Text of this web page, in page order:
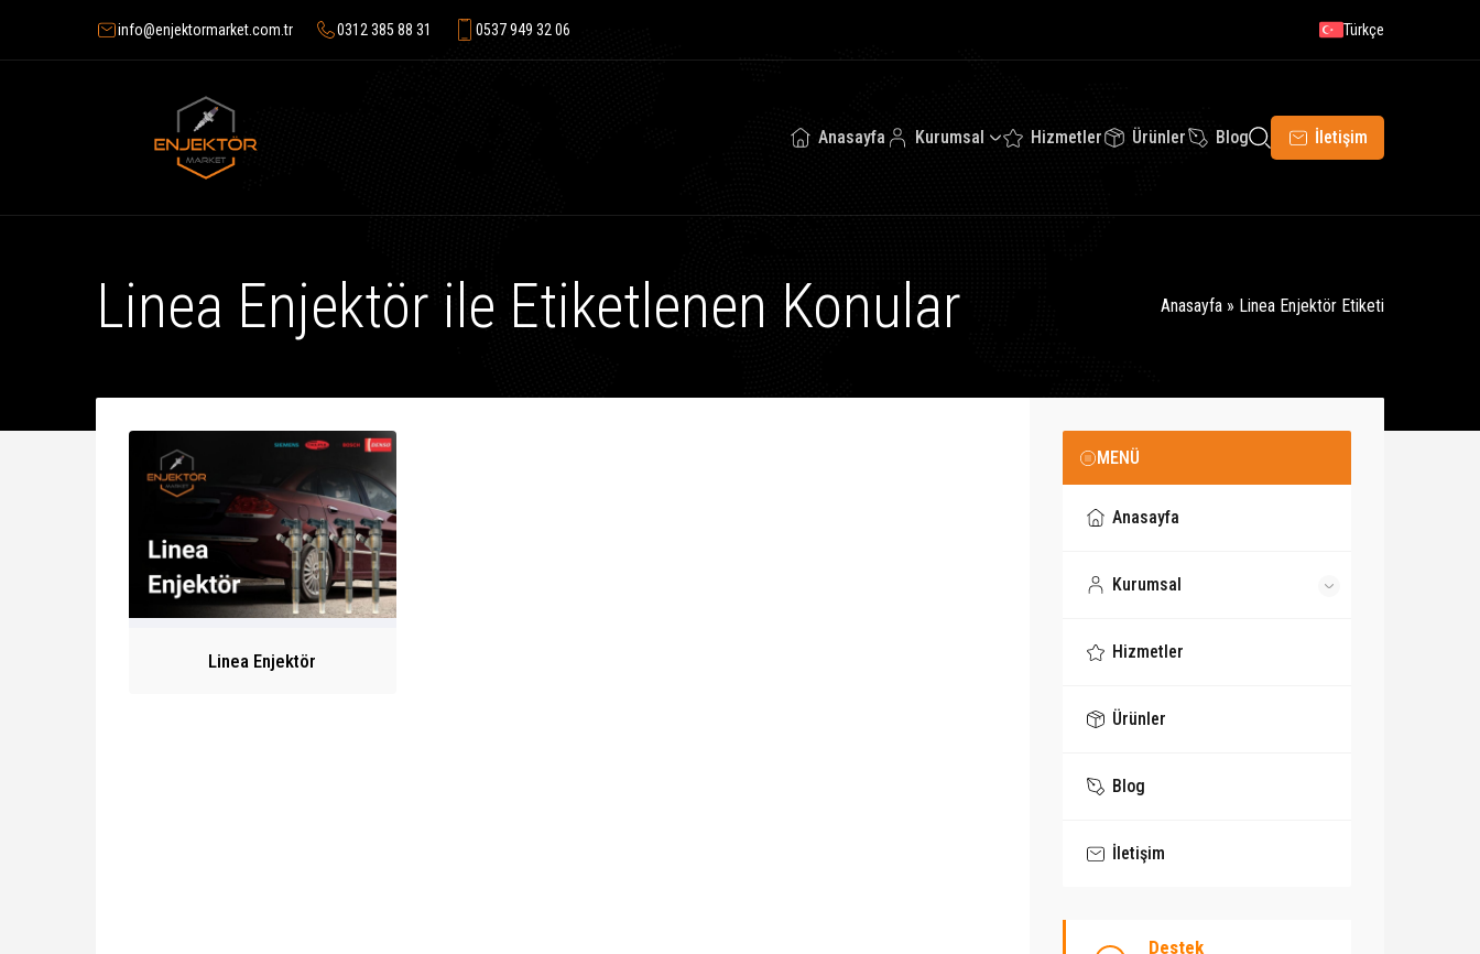
info@enjektormarket.com.tr 0312 385 88 31 0537 949 32 06 Türkçe
Anasayfa Kurumsal Hizmetler Ürünler Blog İletişim
Linea Enjektör ile Etiketlenen Konular Anasayfa » Linea Enjektör Etiketi
Linea Enjektör
MENÜ
Anasayfa
Kurumsal
Hizmetler
Ürünler
Blog
İletişim
Destek